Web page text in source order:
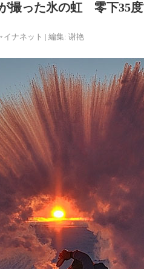
撮った氷の虹 零下35度
イナネット | 編集: 谢艳